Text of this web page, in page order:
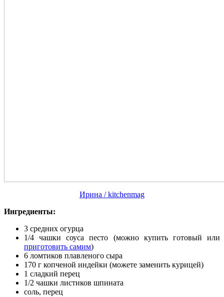
Ирина / kitchenmag
Ингредиенты:
3 средних огурца
1/4 чашки соуса песто (можно купить готовый или
приготовить самим)
6 ломтиков плавленого сыра
170 г копченой индейки (можете заменить курицей)
1 сладкий перец
1/2 чашки листиков шпината
соль, перец